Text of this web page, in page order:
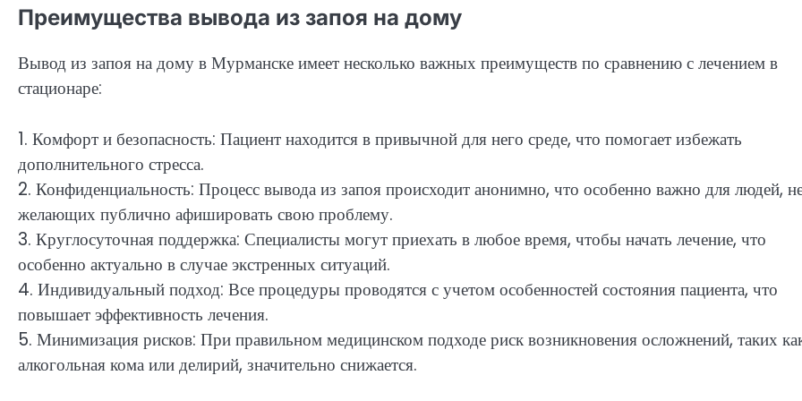
Преимущества вывода из запоя на дому
Вывод из запоя на дому в Мурманске имеет несколько важных преимуществ по сравнению с лечением в
стационаре:
1. Комфорт и безопасность: Пациент находится в привычной для него среде, что помогает избежать
дополнительного стресса.
2. Конфиденциальность: Процесс вывода из запоя происходит анонимно, что особенно важно для людей,
желающих публично афишировать свою проблему.
3. Круглосуточная поддержка: Специалисты могут приехать в любое время, чтобы начать лечение, что
особенно актуально в случае экстренных ситуаций.
4. Индивидуальный подход: Все процедуры проводятся с учетом особенностей состояния пациента, что
повышает эффективность лечения.
5. Минимизация рисков: При правильном медицинском подходе риск возникновения осложнений, таких
алкогольная кома или делирий, значительно снижается.